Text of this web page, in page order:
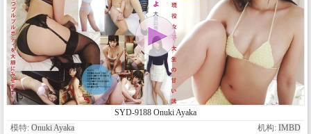
SYD-9188 Onuki Ayaka
模特: Onuki Ayaka 机构: IMBD